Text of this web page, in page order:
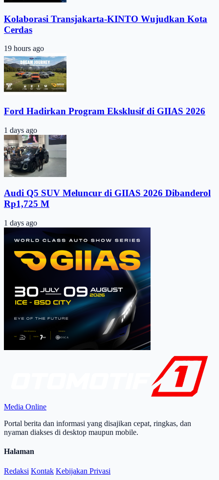
Kolaborasi Transjakarta-KINTO Wujudkan Kota
Cerdas
19 hours ago
Ford Hadirkan Program Eksklusif di GIIAS 2026
1 days ago
Audi Q5 SUV Meluncur di GIIAS 2026 Dibanderol
Rp1,725 M
1 days ago
Media Online
Portal berita dan informasi yang disajikan cepat, ringkas, dan
nyaman diakses di desktop maupun mobile.
Halaman
Redaksi Kontak Kebijakan Privasi